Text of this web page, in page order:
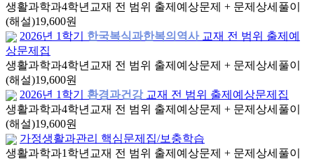
생활과학과4학년 교재 전 범위 출제예상문제 + 문제상세풀이
(해설)19,600원
2026년 1학기
한국복식과한복의역사 교재 전 범위 출제예
상문제집
생활과학과4학년 교재 전 범위 출제예상문제 + 문제상세풀이
(해설)19,600원
2026년 1학기
환경과건강 교재 전 범위 출제예상문제집
생활과학과4학년 교재 전 범위 출제예상문제 + 문제상세풀이
(해설)19,600원
가정생활과관리 핵심문제집/보충학습
생활과학과1학년 교재 전 범위 출제예상문제 + 문제상세풀이